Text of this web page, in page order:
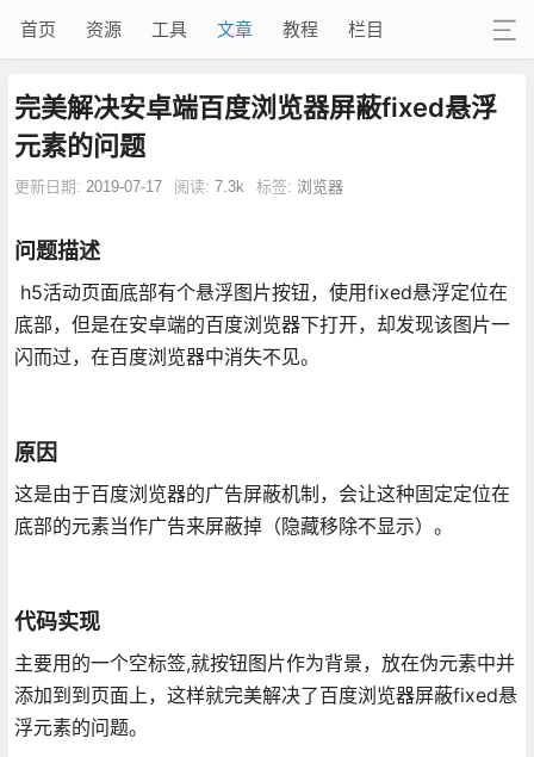
首页 资源 工具 文章 教程 栏目
完美解决安卓端百度浏览器屏蔽fixed悬浮
元素的问题
更新日期: 2019-07-17 阅读: 7.3k 标签: 浏览器
问题描述
h5活动页面底部有个悬浮图片按钮，使用fixed悬浮定位在
底部，但是在安卓端的百度浏览器下打开，却发现该图片一
闪而过，在百度浏览器中消失不见。
原因
这是由于百度浏览器的广告屏蔽机制，会让这种固定定位在
底部的元素当作广告来屏蔽掉（隐藏移除不显示）。
代码实现
主要用的一个空标签,就按钮图片作为背景，放在伪元素中并
添加到到页面上，这样就完美解决了百度浏览器屏蔽fixed悬
浮元素的问题。